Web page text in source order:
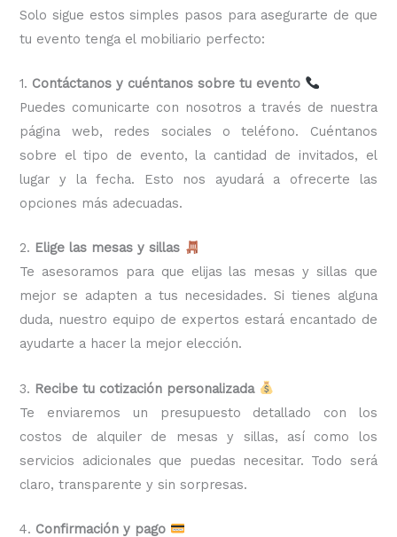
Solo sigue estos simples pasos para asegurarte de que
tu evento tenga el mobiliario perfecto:
1. Contáctanos y cuéntanos sobre tu evento
Puedes comunicarte con nosotros a través de nuestra
página web, redes sociales o teléfono. Cuéntanos
sobre el tipo de evento, la cantidad de invitados, el
lugar y la fecha. Esto nos ayudará a ofrecerte las
opciones más adecuadas.
2. Elige las mesas y sillas
Te asesoramos para que elijas las mesas y sillas que
mejor se adapten a tus necesidades. Si tienes alguna
duda, nuestro equipo de expertos estará encantado de
ayudarte a hacer la mejor elección.
3. Recibe tu cotización personalizada
Te enviaremos un presupuesto detallado con los
costos de alquiler de mesas y sillas, así como los
servicios adicionales que puedas necesitar. Todo será
claro, transparente y sin sorpresas.
4. Confirmación y pago